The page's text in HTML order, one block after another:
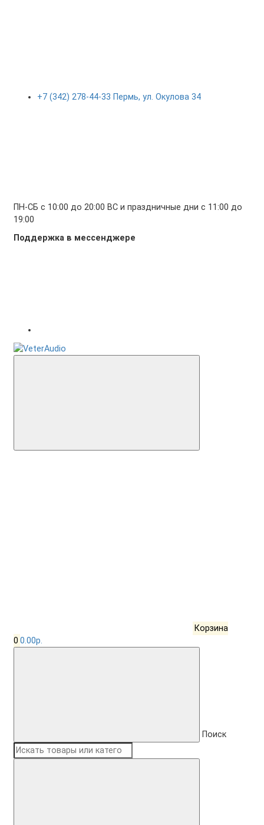
+7 (342) 278-44-33 Пермь, ул. Окулова 34
ПН-СБ с 10:00 до 20:00 ВС и праздничные дни с 11:00 до
19:00
Поддержка в мессенджере
Корзина
0 0.00р.
Поиск